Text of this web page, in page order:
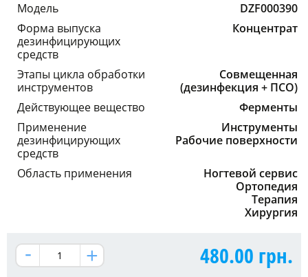
Модель
DZF000390
Форма выпуска
дезинфицирующих
средств
Концентрат
Этапы цикла обработки
инструментов
Совмещенная
(дезинфекция + ПСО)
Действующее вещество
Ферменты
Применение
дезинфицирующих
средств
Инструменты
Рабочие поверхности
Область применения
Ногтевой сервис
Ортопедия
Терапия
Хирургия
480.00 грн.